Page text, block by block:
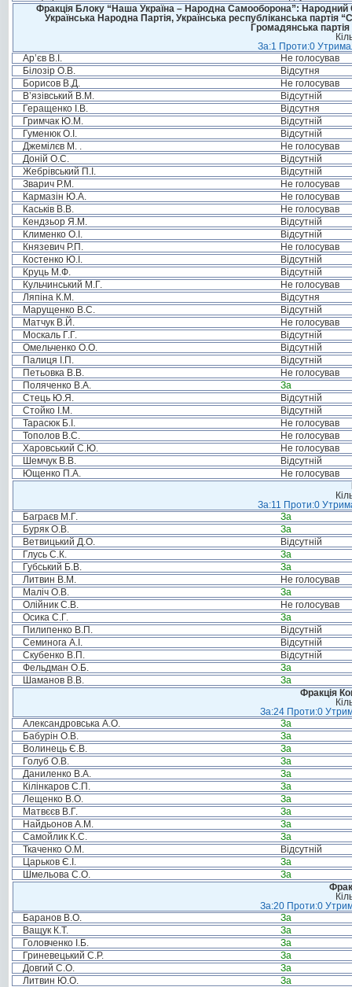
Фракція Блоку “Наша Україна – Народна Самооборона”: Народний
Українська Народна Партія, Українська республіканська
Громадянська
За:1 Проти:0
Ар’єв В.І.
Не голосував
Білозір О.В.
Відсутня
Борисов В.Д.
Не голосував
В’язівський В.М.
Відсутній
Геращенко І.В.
Відсутня
Гримчак Ю.М.
Відсутній
Гуменюк О.І.
Відсутній
Джемілєв М. .
Не голосував
Доній О.С.
Відсутній
Жебрівський П.І.
Відсутній
Зварич Р.М.
Не голосував
Кармазін Ю.А.
Не голосував
Каськів В.В.
Не голосував
Кендзьор Я.М.
Відсутній
Клименко О.І.
Відсутній
Князевич Р.П.
Не голосував
Костенко Ю.І.
Відсутній
Круць М.Ф.
Відсутній
Кульчинський М.Г.
Не голосував
Ляпіна К.М.
Відсутня
Марущенко В.С.
Відсутній
Матчук В.Й.
Не голосував
Москаль Г.Г.
Відсутній
Омельченко О.О.
Відсутній
Палиця І.П.
Відсутній
Петьовка В.В.
Не голосував
Поляченко В.А.
За
Стець Ю.Я.
Відсутній
Стойко І.М.
Відсутній
Тарасюк Б.І.
Не голосував
Тополов В.С.
Не голосував
Харовський С.Ю.
Не голосував
Шемчук В.В.
Відсутній
Ющенко П.А.
Не голосував
За:11 Проти:0
Баграєв М.Г.
За
Буряк О.В.
За
Ветвицький Д.О.
Відсутній
Глусь С.К.
За
Губський Б.В.
За
Литвин В.М.
Не голосував
Маліч О.В.
За
Олійник С.В.
Не голосував
Осика С.Г.
За
Пилипенко В.П.
Відсутній
Семинога А.І.
Відсутній
Скубенко В.П.
Відсутній
Фельдман О.Б.
За
Шаманов В.В.
За
Фракція
За:24 Проти:0
Александровська А.О.
За
Бабурін О.В.
За
Волинець Є.В.
За
Голуб О.В.
За
Даниленко В.А.
За
Кілінкаров С.П.
За
Лещенко В.О.
За
Матвєєв В.Г.
За
Найдьонов А.М.
За
Самойлик К.С.
За
Ткаченко О.М.
Відсутній
Царьков Є.І.
За
Шмельова С.О.
За
За:20 Проти:0
Баранов В.О.
За
Ващук К.Т.
За
Головченко І.Б.
За
Гриневецький С.Р.
За
Довгий С.О.
За
Литвин Ю.О.
За